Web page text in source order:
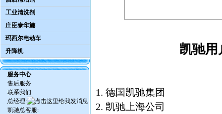
工业清洗剂
庄臣泰华施
玛西尔电动车
升降机
服务中心
售后服务
联系我们
总经理:
凯驰总客服:
凯驰用
1. 德国凯驰集团
2. 凯驰上海公司